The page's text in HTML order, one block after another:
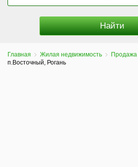
Главная Жилая недвижимость Продажа
п.Восточный, Рогань